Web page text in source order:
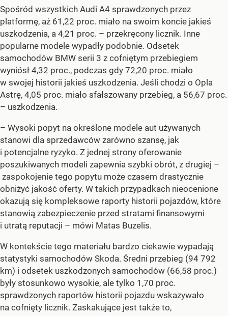
Spośród wszystkich Audi A4 sprawdzonych przez
platformę, aż 61,22 proc. miało na swoim koncie jakieś
uszkodzenia, a 4,21 proc. – przekręcony licznik. Inne
popularne modele wypadły podobnie. Odsetek
samochodów BMW serii 3 z cofniętym przebiegiem
wyniósł 4,32 proc., podczas gdy 72,20 proc. miało
w swojej historii jakieś uszkodzenia. Jeśli chodzi o Opla
Astrę, 4,05 proc. miało sfałszowany przebieg, a 56,67 proc.
– uszkodzenia.
– Wysoki popyt na określone modele aut używanych
stanowi dla sprzedawców zarówno szansę, jak
i potencjalne ryzyko. Z jednej strony oferowanie
poszukiwanych modeli zapewnia szybki obrót, z drugiej –
zaspokojenie tego popytu może czasem drastycznie
obniżyć jakość oferty. W takich przypadkach nieocenione
okazują się kompleksowe raporty historii pojazdów, które
stanowią zabezpieczenie przed stratami finansowymi
i utratą reputacji – mówi Matas Buzelis.
W kontekście tego materiału bardzo ciekawie wypadają
statystyki samochodów Skoda. Średni przebieg (94 792
km) i odsetek uszkodzonych samochodów (66,58 proc.)
były stosunkowo wysokie, ale tylko 1,70 proc.
sprawdzonych raportów historii pojazdu wskazywało
na cofnięty licznik. Zaskakujące jest także to,